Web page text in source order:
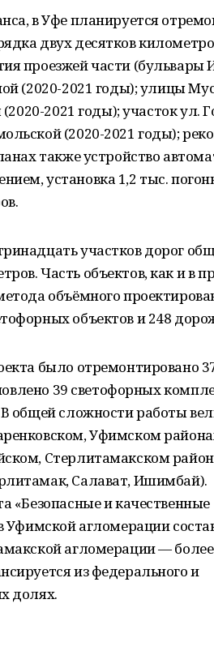
в Уфе планируется
двух десятков
проезжей части (бульвары
(2020-2021 годы); улицы
2021 годы); участок ул.
(2020-2021 годы);
также устройство
установка 1,2 тыс.
участков дорог
Часть объектов, как и в
объёмного
объектов и 248
было отремонтировано
39 светофорных
общей сложности работы
Уфимском
Стерлитамакском
Салават, Ишимбай).
«Безопасные и качественные
Уфимской агломерации
агломерации —
из федерального и
долях.